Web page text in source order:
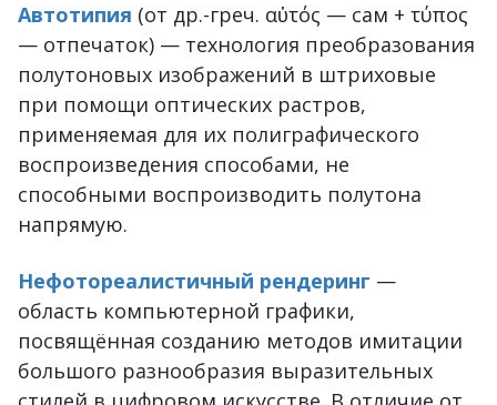
Автотипия (от др.-греч. αὐτός — сам + τύπος
— отпечаток) — технология преобразования
полутоновых изображений в штриховые
при помощи оптических растров,
применяемая для их полиграфического
воспроизведения способами, не
способными воспроизводить полутона
напрямую.
Нефотореалистичный рендеринг —
область компьютерной графики,
посвящённая созданию методов имитации
большого разнообразия выразительных